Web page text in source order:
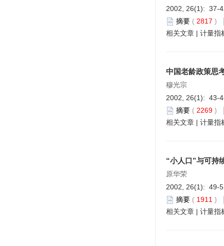
2002, 26(1): 37-
摘要 ( 2817 )
相关文章 | 计量指
中国老龄政策思
穆光宗
2002, 26(1): 43-
摘要 ( 2269 )
相关文章 | 计量指
“小人口”与可持
原华荣
2002, 26(1): 49-
摘要 ( 1911 )
相关文章 | 计量指